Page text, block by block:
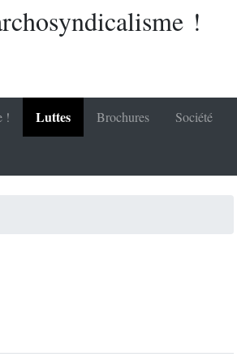
!
! Luttes Brochures Société